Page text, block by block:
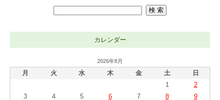
カレンダー
2026年8月
月 火 水 木 金 土 日
1
2
3
4 5 6 7 8
9